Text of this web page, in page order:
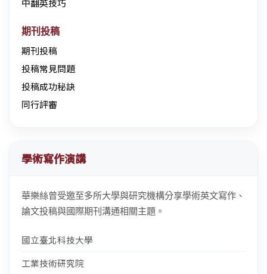
期刊投稿
期刊投稿
投稿常見問題
投稿成功秘訣
同行評審
學術寫作演講
華樂絲曾受邀至多所大學與研究機構分享學術英文寫作、
論文投稿與國際期刊溝通相關主題。
國立臺北科技大學
工業技術研究院